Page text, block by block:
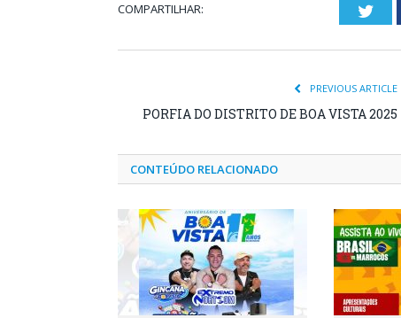
COMPARTILHAR:
PREVIOUS ARTICLE
PORFIA DO DISTRITO DE BOA VISTA 2025
CONTEÚDO RELACIONADO